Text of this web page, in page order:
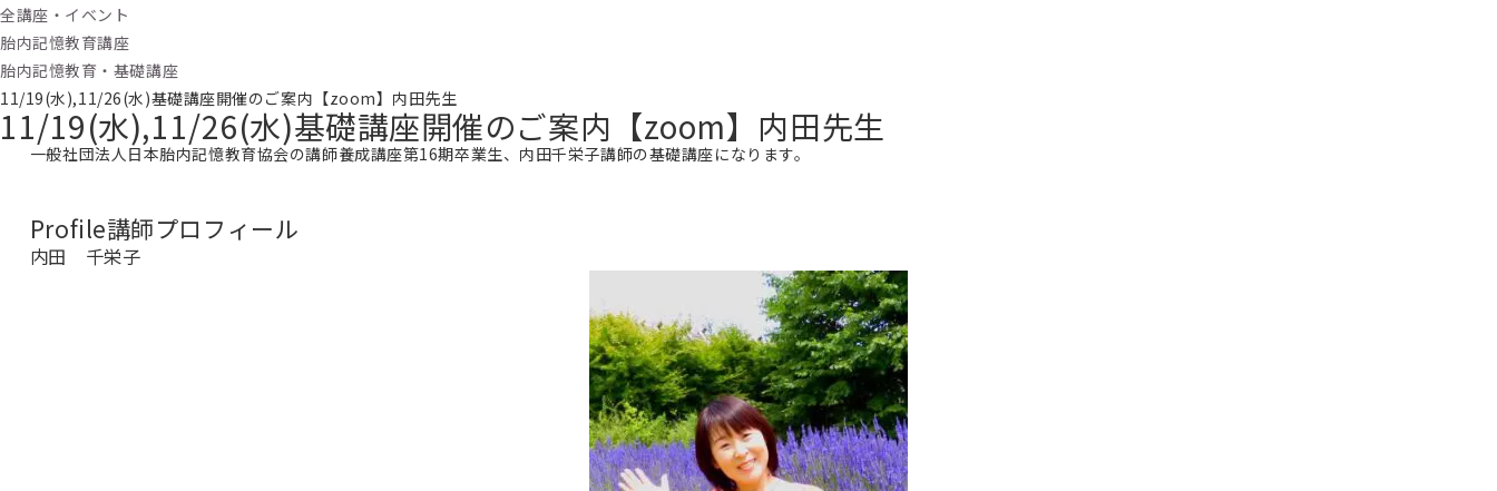
全講座・イベント
胎内記憶教育講座
胎内記憶教育・基礎講座
11/19(水),11/26(水)基礎講座開催のご案内【zoom】内田先生
11/19(水),11/26(水)基礎講座開催のご案内【zoom】内田先生
一般社団法人日本胎内記憶教育協会の講師養成講座第16期卒業生、内田千栄子講師の基礎講座になります。
Profile講師プロフィール
内田 千栄子